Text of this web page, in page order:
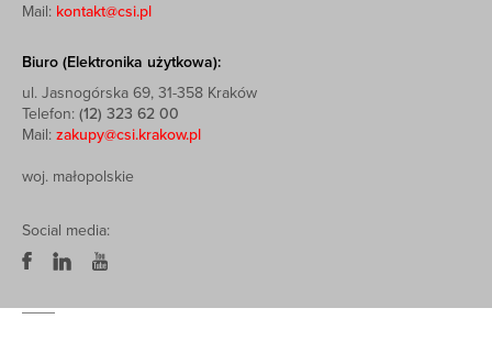
Mail: kontakt@csi.pl
Biuro (Elektronika użytkowa):
ul. Jasnogórska 69, 31-358 Kraków
Telefon: (12) 323 62 00
Mail: zakupy@csi.krakow.pl
woj. małopolskie
Social media: